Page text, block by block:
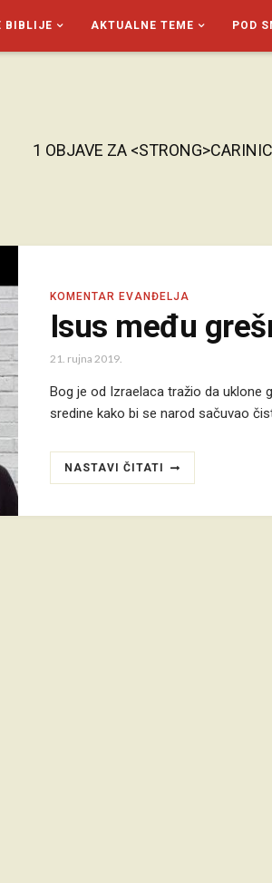
BIBLIJE AKTUALNE TEME POD
1 OBJAVE ZA
KOMENTAR EVANĐELJA
Isus među
21. rujna 2019.
Bog je od Izraelaca tražio da uklone
sredine kako bi se narod sačuvao
NASTAVI ČITATI